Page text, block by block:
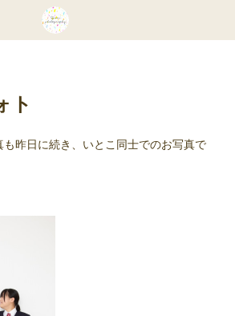
ト
昨日に続き、いとこ同士でのお写真で